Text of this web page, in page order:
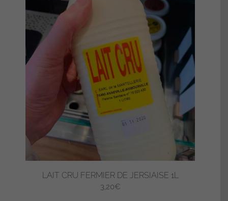
LAIT CRU FERMIER DE JERSIAISE 1L
3,20€